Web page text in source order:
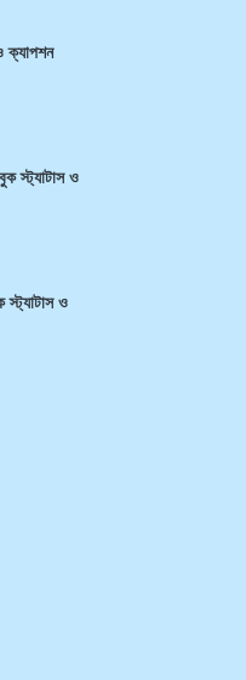
ক্যাপশন
স্ট্যাটাস ও
স্ট্যাটাস ও